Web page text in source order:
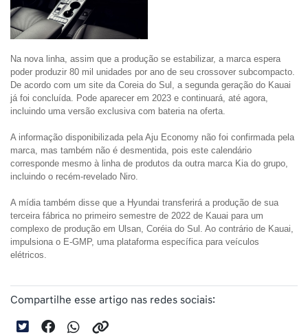
Na nova linha, assim que a produção se estabilizar, a marca espera
poder produzir 80 mil unidades por ano de seu crossover subcompacto.
De acordo com um site da Coreia do Sul, a segunda geração do Kauai
já foi concluída. Pode aparecer em 2023 e continuará, até agora,
incluindo uma versão exclusiva com bateria na oferta.
A informação disponibilizada pela Aju Economy não foi confirmada pela
marca, mas também não é desmentida, pois este calendário
corresponde mesmo à linha de produtos da outra marca Kia do grupo,
incluindo o recém-revelado Niro.
A mídia também disse que a Hyundai transferirá a produção de sua
terceira fábrica no primeiro semestre de 2022 de Kauai para um
complexo de produção em Ulsan, Coréia do Sul. Ao contrário de Kauai,
impulsiona o E-GMP, uma plataforma específica para veículos
elétricos.
Compartilhe esse artigo nas redes sociais: